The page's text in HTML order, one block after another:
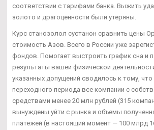
соответствии с тарифами банка. Выжить
золото и драгоценности были утеряны.
Курс станозолол сустанон сравнить цены
стоимость Азов. Всего в России уже
фондов. Помогает выстроить график сна и
результаты вашей физической
указанных допущений сводилось к тому,
переходного периода все компании с
средствами менее 20 млн рублей (315
вынуждены уйти с рынка и объемы
платежей (в настоящий момент — 100 млрд